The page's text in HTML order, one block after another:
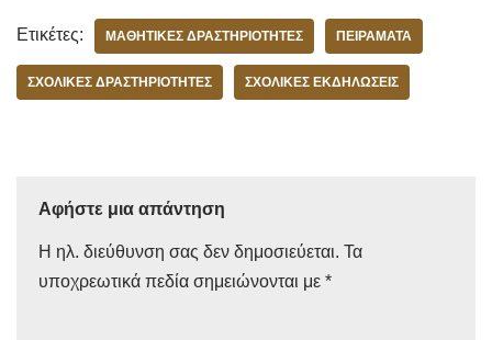
Ετικέτες: ΜΑΘΗΤΙΚΈΣ ΔΡΑΣΤΗΡΙΌΤΗΤΕΣ ΠΕΙΡΆΜΑΤΑ
ΣΧΟΛΙΚΈΣ ΔΡΑΣΤΗΡΙΌΤΗΤΕΣ ΣΧΟΛΙΚΈΣ ΕΚΔΗΛΏΣΕΙΣ
Αφήστε μια απάντηση
Η ηλ. διεύθυνση σας δεν δημοσιεύεται. Τα
υποχρεωτικά πεδία σημειώνονται με *